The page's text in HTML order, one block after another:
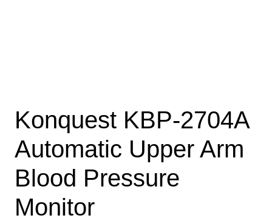
Konquest KBP-2704A
Automatic Upper Arm
Blood Pressure
Monitor